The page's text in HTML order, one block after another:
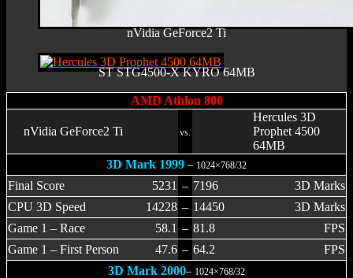
nVidia GeForce2 Ti
ST STG4500-X KYRO 64MB
AMD Athlon 800
nVidia GeForce2 Ti vs.
Hercules 3D
Prophet 4500
64MB
3D Mark 1999 – 1024×768/32
Final Score 5231 – 7196
3D Marks
CPU 3D Speed
14228 – 14450
3D Marks
Game 1 – Race
58.1 – 81.8
FPS
Game 1 – First Person
47.6 – 64.2
FPS
3D Mark 2000– 1024×768/32